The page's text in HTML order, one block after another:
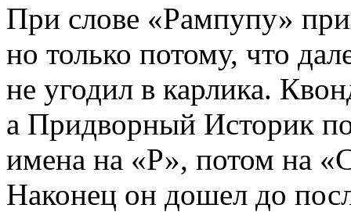
При слове «Рампупу»
но только потому, что
не угодил в карлика.
а Придворный Историк
имена на «Р», потом на
Наконец он дошел до